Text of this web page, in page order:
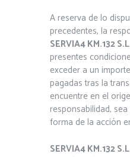
A reserva de lo
precedentes, la
SERVIA4 KM.132
presentes
exceder a un
pagadas tras la
encuentre en el
responsabilidad,
forma de la acción
SERVIA4 KM.132